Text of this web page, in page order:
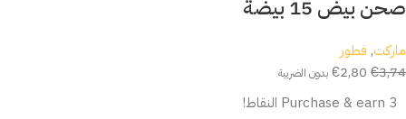
صحن بيض 15 بيضة
ماركت, فطور
€3,74
€2,80 بدون الضريبة
Purchase & earn 3 النقاط!